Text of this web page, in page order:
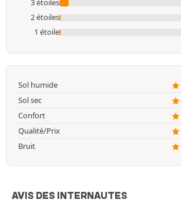
3 étoiles
2 étoiles
1 étoile
Sol humide
Sol sec
Confort
Qualité/Prix
Bruit
AVIS DES INTERNAUTES